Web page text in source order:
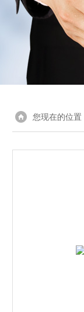
您现在的位置